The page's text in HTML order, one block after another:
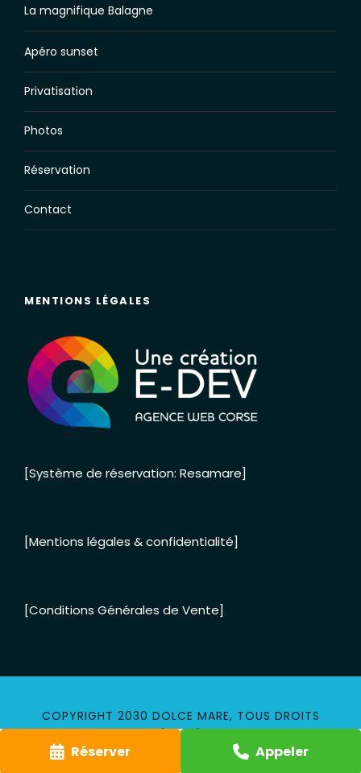
La magnifique Balagne
Apéro sunset
Privatisation
Photos
Réservation
Contact
MENTIONS LÉGALES
[Système de réservation: Resamare]
[Mentions légales & confidentialité]
[Conditions Générales de Vente]
COPYRIGHT 2030 DOLCE MARE, TOUS DROITS
RÉSERVÉS
Réserver Appeler